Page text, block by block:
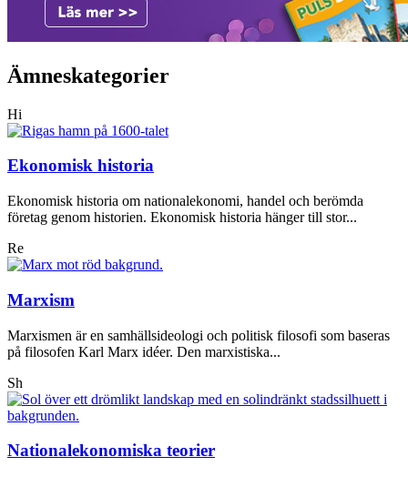
Ämneskategorier
Hi
Ekonomisk historia
Ekonomisk historia om nationalekonomi, handel och berömda
företag genom historien. Ekonomisk historia hänger till stor...
Re
Marxism
Marxismen är en samhällsideologi och politisk filosofi som baseras
på filosofen Karl Marx idéer. Den marxistiska...
Sh
Nationalekonomiska teorier